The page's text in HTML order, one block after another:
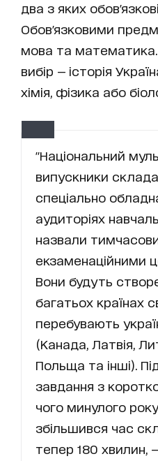
два з яких
Обов'язковими
мова та
вибір — історія
хімія, фізика або
"Національний
випускники
спеціально
аудиторіях
назвали
екзаменаційними
Вони будуть
багатьох країнах
перебувають
(Канада, Латвія,
Польща та інші).
завдання з
чого минулого
збільшився час
тепер 180 хвилин,